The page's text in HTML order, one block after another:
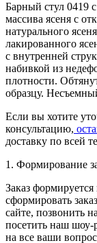
Барный стул 0419
массива ясеня с
натурального
лакированного
с внутренней
набивкой из
плотности.
образцу.
Если вы хотите
консультацию,
доставку по всей
1. Формирование
Заказ
сформировать
сайте, позвонить
посетить наш шоу-
на все ваши